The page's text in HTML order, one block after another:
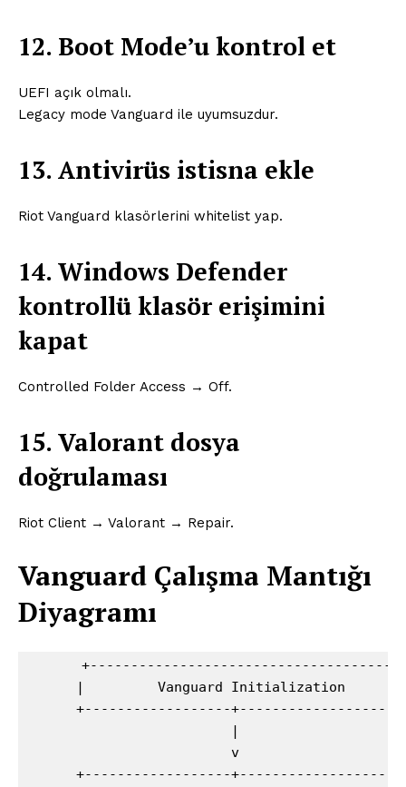
12. Boot Mode’u kontrol et
UEFI açık olmalı.
Legacy mode Vanguard ile uyumsuzdur.
13. Antivirüs istisna ekle
Riot Vanguard klasörlerini whitelist yap.
14. Windows Defender
kontrollü klasör erişimini
kapat
Controlled Folder Access → Off.
15. Valorant dosya
doğrulaması
Riot Client → Valorant → Repair.
Vanguard Çalışma Mantığı
Diyagramı
+--------------------------------------
|         Vanguard Initialization
+------------------+--------------------
                         |
                         v
+------------------+--------------------